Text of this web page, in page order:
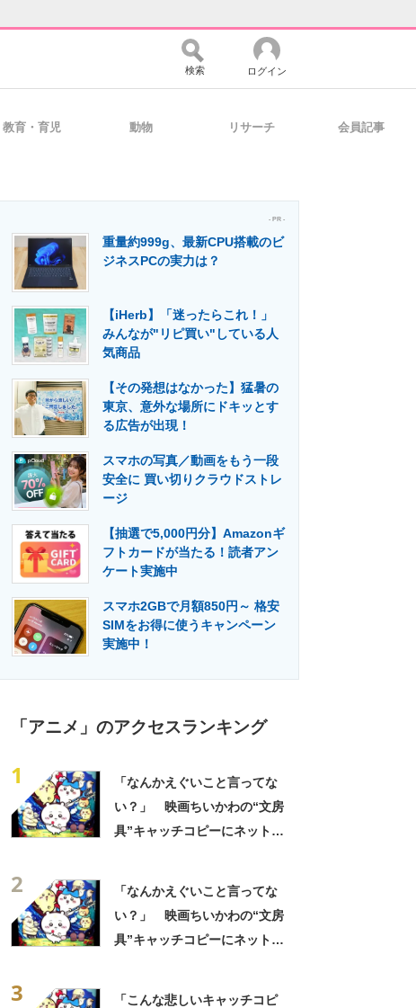
コミュニティ マーケ×ITの今がよく分かる
・活用を支援
専門メディア 建設×テクノロジーの最前線
検索 ログイン
教育・育児 動物 リサーチ 会員記事
- PR -
重量約999g、最新CPU搭載のビ
ジネスPCの実力は？
【iHerb】「迷ったらこれ！」
みんなが"リピ買い"している人
気商品
【その発想はなかった】猛暑の
東京、意外な場所にドキッとす
る広告が出現！
スマホの写真／動画をもう一段
安全に 買い切りクラウドストレ
ージ
【抽選で5,000円分】Amazonギ
フトカードが当たる！読者アン
ケート実施中
スマホ2GBで月額850円～ 格安
SIMをお得に使うキャンペーン
実施中！
「アニメ」のアクセスランキング
1
「なんかえぐいこと言ってな
い？」 映画ちいかわの“文房
具”キャッチコピーにネット騒
2
「なんかえぐいこと言ってな
い？」 映画ちいかわの“文房
具”キャッチコピーにネット騒
3
「こんな悲しいキャッチコピ